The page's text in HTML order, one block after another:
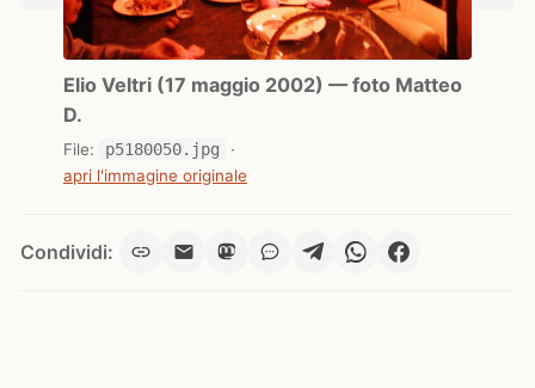
Elio Veltri (17 maggio 2002) — foto Matteo
D.
File: p5180050.jpg
·
apri l'immagine originale
Condividi: